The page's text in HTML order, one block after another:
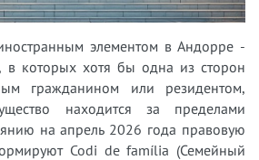
элементом в Андорре -
в которых хотя бы одна из сторон
гражданином или резидентом,
находится за пределами
на апрель 2026 года правовую
Codi de família (Семейный